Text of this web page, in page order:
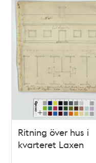
Ritning över hus i
kvarteret Laxen